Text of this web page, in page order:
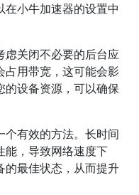
小牛加速器的设置中
虑关闭不必要的后台应
占用带宽，这可能会影
的设备资源，可以确保
个有效的方法。长时间
能，导致网络速度下
的最佳状态，从而提升